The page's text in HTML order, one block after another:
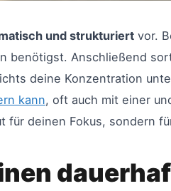
und strukturiert vor.
benötigst. Anschließend
deine Konzentration
kann, oft auch mit einer
deinen Fokus, sondern